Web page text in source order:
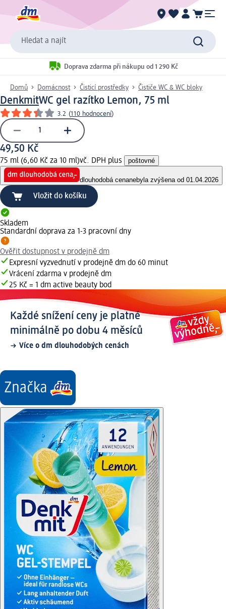
Hledat a najít
Doprava zdarma při nákupu od 1 290 Kč
Domů Domácnost Čisticí prostředky Čističe WC & WC bloky
DenkmitWC gel razítko Lemon, 75 ml
3.2 (110 hodnocení)
49,50 Kč
75 ml (6,60 Kč za 10 ml)vč. DPH plus poštovné
dlouhodobá cenanebyla zvýšena od 01.04.2026
Vložit do košíku
Skladem
Standardní doprava za 1-3 pracovní dny
Ověřit dostupnost v prodejně dm
Expresní vyzvednutí v prodejně dm do 60 minut
Vrácení zdarma v prodejně dm
25 Kč = 1 dm active beauty bod
Každé snížení ceny je platné
minimálně po dobu 4 měsíců
Více o dm dlouhodobých cenách